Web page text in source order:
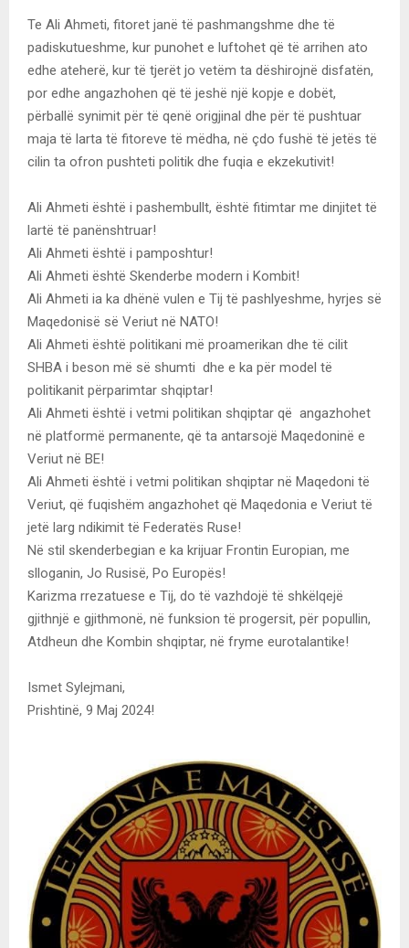
Te Ali Ahmeti, fitoret janë të pashmangshme dhe të
padiskutueshme, kur punohet e luftohet që të arrihen ato
edhe ateherë, kur të tjerët jo vetëm ta dëshirojnë disfatën,
por edhe angazhohen që të jeshë një kopje e dobët,
përballë synimit për të qenë origjinal dhe për të pushtuar
maja të larta të fitoreve të mëdha, në çdo fushë të jetës të
cilin ta ofron pushteti politik dhe fuqia e ekzekutivit!
Ali Ahmeti është i pashembullt, është fitimtar me dinjitet të
lartë të panënshtruar!
Ali Ahmeti është i pamposhtur!
Ali Ahmeti është Skenderbe modern i Kombit!
Ali Ahmeti ia ka dhënë vulen e Tij të pashlyeshme, hyrjes së
Maqedonisë së Veriut në NATO!
Ali Ahmeti është politikani më proamerikan dhe të cilit
SHBA i beson më së shumti dhe e ka për model të
politikanit përparimtar shqiptar!
Ali Ahmeti është i vetmi politikan shqiptar që angazhohet
në platformë permanente, që ta antarsojë Maqedoninë e
Veriut në BE!
Ali Ahmeti është i vetmi politikan shqiptar në Maqedoni të
Veriut, që fuqishëm angazhohet që Maqedonia e Veriut të
jetë larg ndikimit të Federatës Ruse!
Në stil skenderbegian e ka krijuar Frontin Europian, me
slloganin, Jo Rusisë, Po Europës!
Karizma rrezatuese e Tij, do të vazhdojë të shkëlqejë
gjithnjë e gjithmonë, në funksion të progersit, për popullin,
Atdheun dhe Kombin shqiptar, në fryme eurotalantike!
Ismet Sylejmani,
Prishtinë, 9 Maj 2024!